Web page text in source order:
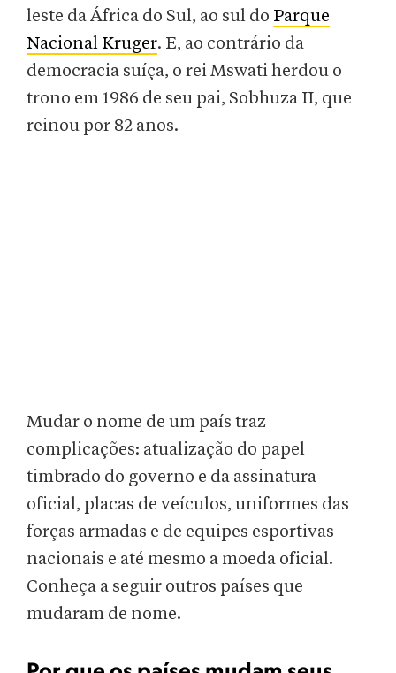
leste da África do Sul, ao sul do Parque
Nacional Kruger. E, ao contrário da
democracia suíça, o rei Mswati herdou o
trono em 1986 de seu pai, Sobhuza II, que
reinou por 82 anos.
Mudar o nome de um país traz
complicações: atualização do papel
timbrado do governo e da assinatura
oficial, placas de veículos, uniformes das
forças armadas e de equipes esportivas
nacionais e até mesmo a moeda oficial.
Conheça a seguir outros países que
mudaram de nome.